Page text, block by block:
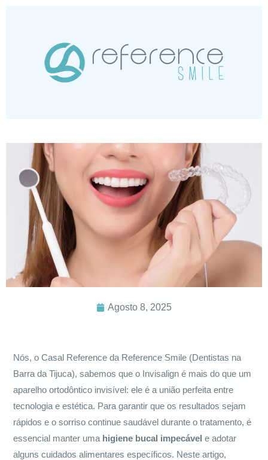
Agosto 8, 2025
Nós, o Casal Reference da Reference Smile (Dentistas na
Barra da Tijuca), sabemos que o Invisalign é mais do que um
aparelho ortodôntico invisível: ele é a união perfeita entre
tecnologia e estética. Para garantir que os resultados sejam
rápidos e o sorriso continue saudável durante o tratamento, é
essencial manter uma higiene bucal impecável e adotar
alguns cuidados alimentares específicos. Neste artigo,